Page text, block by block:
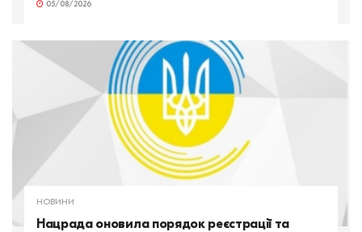
05/08/2026
НОВИНИ
Нацрада оновила порядок реєстрації та